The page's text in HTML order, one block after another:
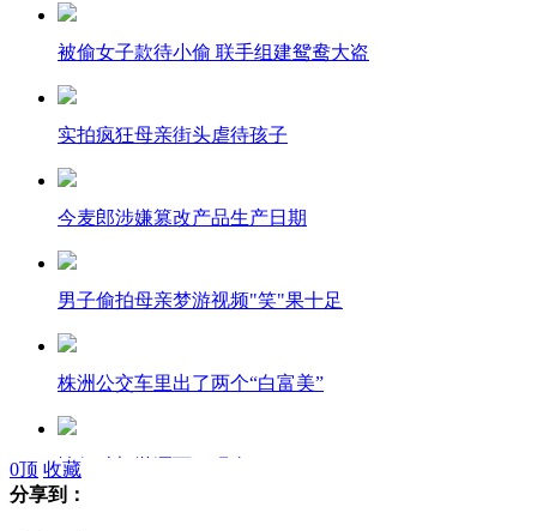
被偷女子款待小偷 联手组建鸳鸯大盗
实拍疯狂母亲街头虐待孩子
今麦郎涉嫌篡改产品生产日期
男子偷拍母亲梦游视频"笑"果十足
株洲公交车里出了两个“白富美”
情侣吵架抛洒两万现金
0顶 收藏
分享到：